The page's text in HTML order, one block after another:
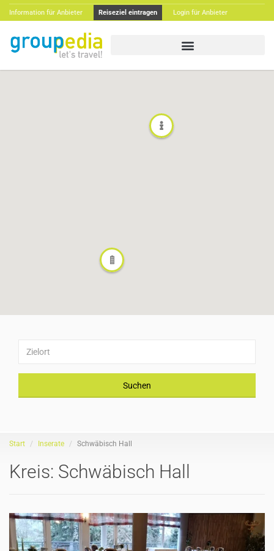
Information für Anbieter Reiseziel eintragen Login für Anbieter
Suchen
Start Inserate Schwäbisch Hall
Kreis: Schwäbisch Hall